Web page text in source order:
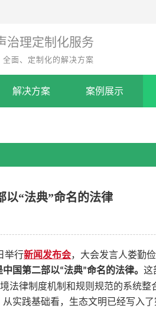
治理定制化服务
全面、定制化的解决方案
解决方案 案例展示
以“法典”命名的法律
举行新闻发布会，大会发言人娄勤
中国第二部以“法典”命名的法律。这
法律制度机制和规则规范的系统整
实践基础看，生态文明已经写入